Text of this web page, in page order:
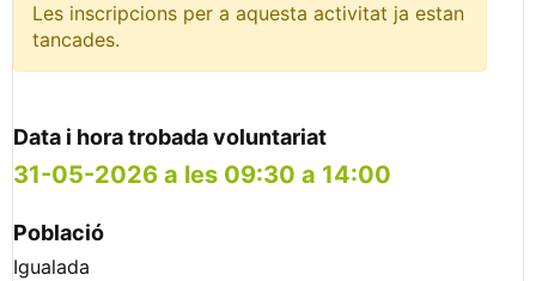
Les inscripcions per a aquesta activitat ja estan
tancades.
Data i hora trobada voluntariat
31-05-2026 a les 09:30 a 14:00
Població
Igualada